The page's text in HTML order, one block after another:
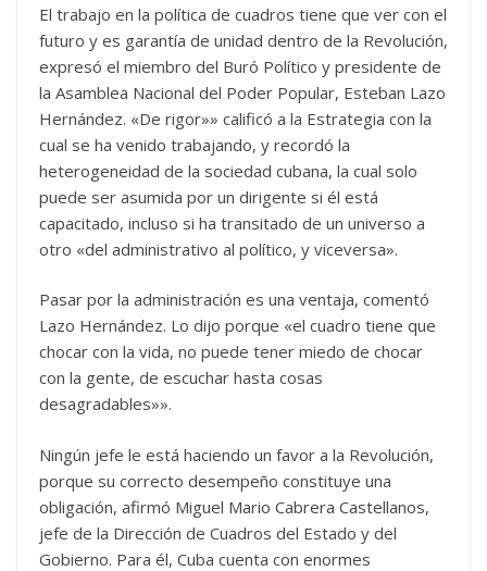
El trabajo en la política de cuadros tiene que ver con el
futuro y es garantía de unidad dentro de la Revolución,
expresó el miembro del Buró Político y presidente de
la Asamblea Nacional del Poder Popular, Esteban Lazo
Hernández. «De rigor»» calificó a la Estrategia con la
cual se ha venido trabajando, y recordó la
heterogeneidad de la sociedad cubana, la cual solo
puede ser asumida por un dirigente si él está
capacitado, incluso si ha transitado de un universo a
otro «del administrativo al político, y viceversa».
Pasar por la administración es una ventaja, comentó
Lazo Hernández. Lo dijo porque «el cuadro tiene que
chocar con la vida, no puede tener miedo de chocar
con la gente, de escuchar hasta cosas
desagradables»».
Ningún jefe le está haciendo un favor a la Revolución,
porque su correcto desempeño constituye una
obligación, afirmó Miguel Mario Cabrera Castellanos,
jefe de la Dirección de Cuadros del Estado y del
Gobierno. Para él, Cuba cuenta con enormes